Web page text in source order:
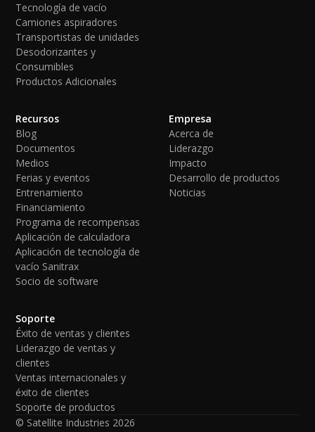
Tecnología de vacío
Camiones aspiradores
Transportistas de unidades
Desodorizantes y
Consumibles
Productos Adicionales
Recursos
Blog
Documentos
Medios
Ferias y eventos
Entrenamiento
Financiamiento
Programa de recompensas
Aplicación de calculadora
Aplicación de tecnología de
vacío Sanitrax
Socio de software
Empresa
Acerca de
Liderazgo
Impacto
Desarrollo de productos
Noticias
Soporte
Éxito de ventas y clientes
Liderazgo de ventas y
clientes
Ventas internacionales y
éxito de clientes
Soporte de productos
© Satellite Industries 2026